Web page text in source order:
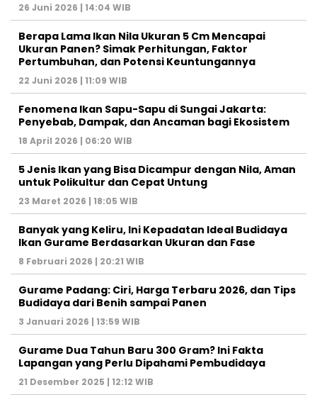
26 Juni 2026 | 14:04 WIB
Berapa Lama Ikan Nila Ukuran 5 Cm Mencapai
Ukuran Panen? Simak Perhitungan, Faktor
Pertumbuhan, dan Potensi Keuntungannya
22 Juni 2026 | 11:09 WIB
Fenomena Ikan Sapu-Sapu di Sungai Jakarta:
Penyebab, Dampak, dan Ancaman bagi Ekosistem
18 April 2026 | 06:20 WIB
5 Jenis Ikan yang Bisa Dicampur dengan Nila, Aman
untuk Polikultur dan Cepat Untung
23 Maret 2026 | 18:05 WIB
Banyak yang Keliru, Ini Kepadatan Ideal Budidaya
Ikan Gurame Berdasarkan Ukuran dan Fase
8 Februari 2026 | 20:21 WIB
Gurame Padang: Ciri, Harga Terbaru 2026, dan Tips
Budidaya dari Benih sampai Panen
3 Januari 2026 | 13:59 WIB
Gurame Dua Tahun Baru 300 Gram? Ini Fakta
Lapangan yang Perlu Dipahami Pembudidaya
21 Desember 2025 | 12:12 WIB